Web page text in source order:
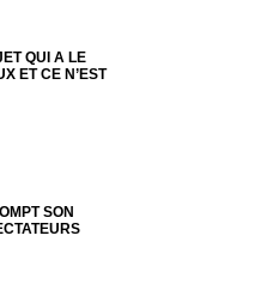
QUI A LE
ET CE N’EST
SON